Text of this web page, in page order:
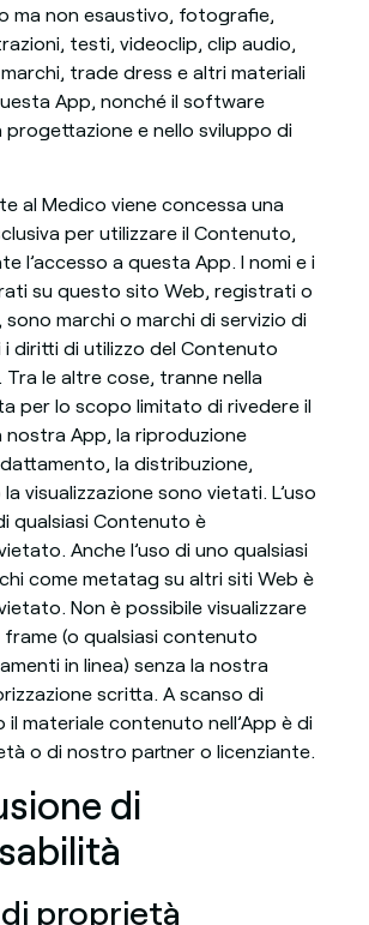
ma non esaustivo, fotografie,
testi, videoclip, clip audio,
trade dress e altri materiali
App, nonché il software
progettazione e nello sviluppo di
al Medico viene concessa una
per utilizzare il Contenuto,
l’accesso a questa App. I nomi e i
su questo sito Web, registrati o
marchi o marchi di servizio di
diritti di utilizzo del Contenuto
le altre cose, tranne nella
per lo scopo limitato di rivedere il
nostra App, la riproduzione
la distribuzione,
la visualizzazione sono vietati. L’uso
qualsiasi Contenuto è
Anche l’uso di uno qualsiasi
come metatag su altri siti Web è
Non è possibile visualizzare
(o qualsiasi contenuto
in linea) senza la nostra
scritta. A scanso di
materiale contenuto nell’App è di
o di nostro partner o licenziante.
di
proprietà